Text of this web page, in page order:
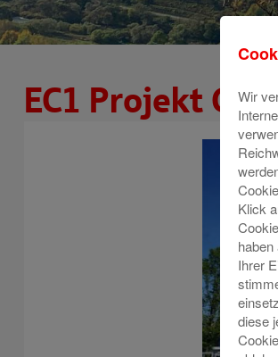
EC1 Projekt
Wir
Klick
Ihrer
diese